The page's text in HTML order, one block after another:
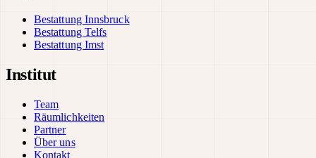
Bestattung Innsbruck
Bestattung Telfs
Bestattung Imst
Institut
Team
Räumlichkeiten
Partner
Über uns
Kontakt